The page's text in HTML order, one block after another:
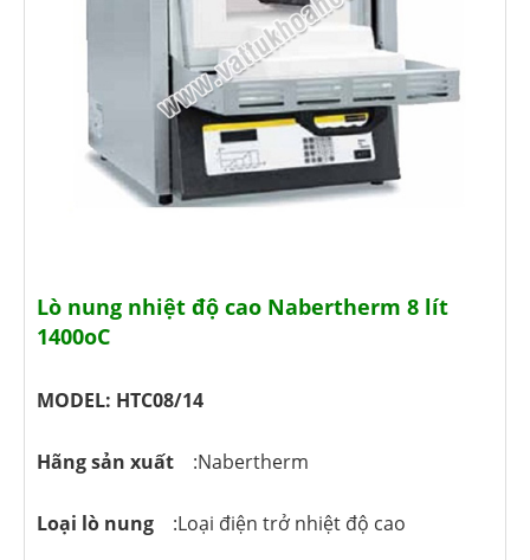
Lò nung nhiệt độ cao Nabertherm 8 lít
1400oC
MODEL: HTC08/14
Hãng sản xuất :Nabertherm
Loại lò nung :Loại điện trở nhiệt độ cao